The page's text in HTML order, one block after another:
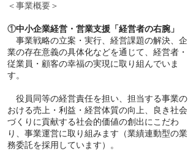
＜事業概要＞
①中小企業経営・営業支援「経営者の右腕」
事業戦略の立案・実行、経営課題の解決、企
業の存在意義の具体化などを通じて、経営者・
従業員・顧客の幸福の実現に取り組んでいま
す。
役員同等の経営責任を担い、担当する事業の
おける売上・利益・経営体質の向上、良き社会
づくりに貢献する社会的価値の創出にこだわ
り、事業運営に取り組みます（業績連動型の業
務委託を採用しています）。